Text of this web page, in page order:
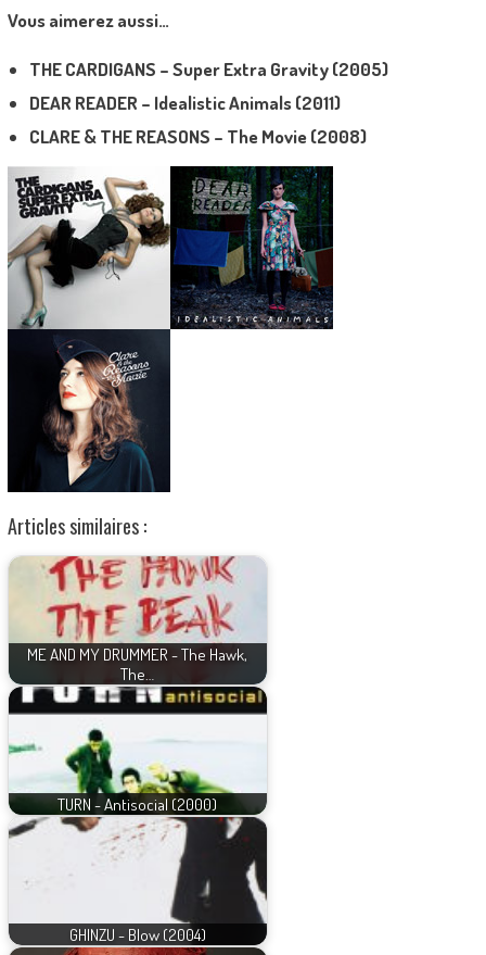
Vous aimerez aussi…
THE CARDIGANS – Super Extra Gravity (2005)
DEAR READER – Idealistic Animals (2011)
CLARE & THE REASONS – The Movie (2008)
Articles similaires :
ME AND MY DRUMMER - The Hawk,
The…
TURN - Antisocial (2000)
GHINZU - Blow (2004)